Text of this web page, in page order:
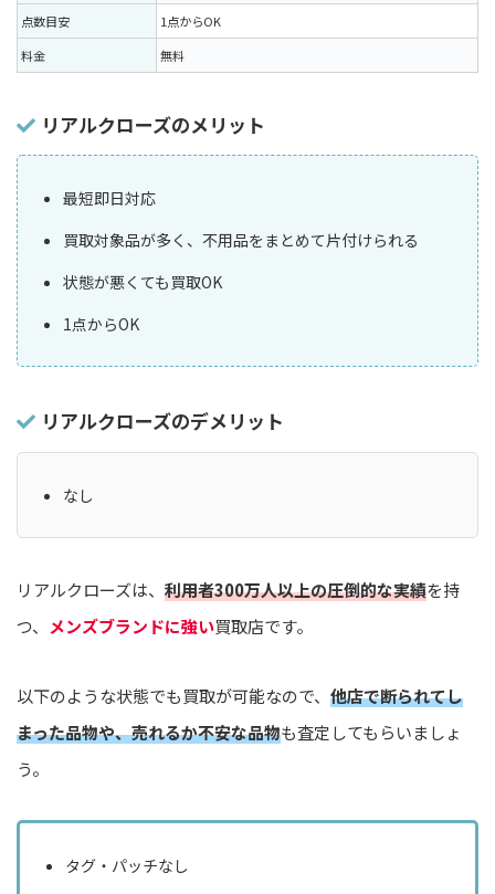
点数目安
1点からOK
料金
無料
リアルクローズのメリット
最短即日対応
買取対象品が多く、不用品をまとめて片付けられる
状態が悪くても買取OK
1点からOK
リアルクローズのデメリット
なし
リアルクローズは、 利用者300万人以上の圧倒的な実績を持
つ、 メンズブランドに強い買取店です。
以下のような状態でも買取が可能なので、 他店で断られてし
まった品物や、売れるか不安な品物も査定してもらいましょ
う。
タグ・パッチなし